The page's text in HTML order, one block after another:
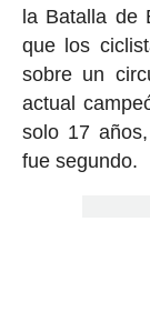
la Batalla de
que los
sobre un
actual
solo 17
fue segundo.